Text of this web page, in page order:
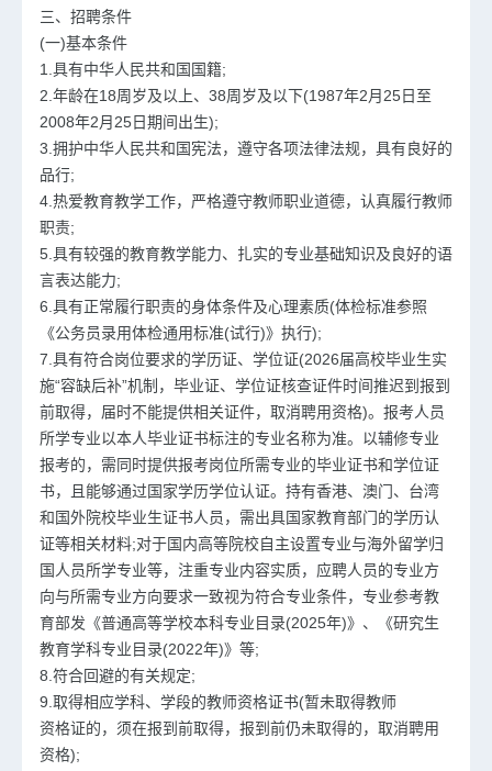
三、招聘条件
(一)基本条件
1.具有中华人民共和国国籍;
2.年龄在18周岁及以上、38周岁及以下(1987年2月25日至
2008年2月25日期间出生);
3.拥护中华人民共和国宪法，遵守各项法律法规，具有良好的
品行;
4.热爱教育教学工作，严格遵守教师职业道德，认真履行教师
职责;
5.具有较强的教育教学能力、扎实的专业基础知识及良好的语
言表达能力;
6.具有正常履行职责的身体条件及心理素质(体检标准参照
《公务员录用体检通用标准(试行)》执行);
7.具有符合岗位要求的学历证、学位证(2026届高校毕业生实
施“容缺后补”机制，毕业证、学位证核查证件时间推迟到报到
前取得，届时不能提供相关证件，取消聘用资格)。报考人员
所学专业以本人毕业证书标注的专业名称为准。以辅修专业
报考的，需同时提供报考岗位所需专业的毕业证书和学位证
书，且能够通过国家学历学位认证。持有香港、澳门、台湾
和国外院校毕业生证书人员，需出具国家教育部门的学历认
证等相关材料;对于国内高等院校自主设置专业与海外留学归
国人员所学专业等，注重专业内容实质，应聘人员的专业方
向与所需专业方向要求一致视为符合专业条件，专业参考教
育部发《普通高等学校本科专业目录(2025年)》、《研究生
教育学科专业目录(2022年)》等;
8.符合回避的有关规定;
9.取得相应学科、学段的教师资格证书(暂未取得教师
资格证的，须在报到前取得，报到前仍未取得的，取消聘用
资格);